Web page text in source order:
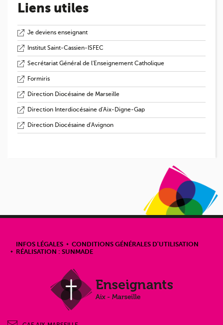
Liens utiles
Je deviens enseignant
Institut Saint-Cassien-ISFEC
Secrétariat Général de l'Enseignement Catholique
Formiris
Direction Diocésaine de Marseille
Direction Interdiocésaine d'Aix-Digne-Gap
Direction Diocésaine d'Avignon
INFOS LÉGALES
CONDITIONS GÉNÉRALES D'UTILISATION
RÉALISATION : SUNMADE